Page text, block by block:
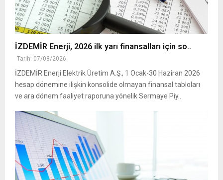
İZDEMİR Enerji, 2026 ilk yarı finansalları için so..
Tarih: 07/08/2026
İZDEMİR Enerji Elektrik Üretim A.Ş., 1 Ocak-30 Haziran 2026
hesap dönemine ilişkin konsolide olmayan finansal tabloları
ve ara dönem faaliyet raporuna yönelik Sermaye Piy..